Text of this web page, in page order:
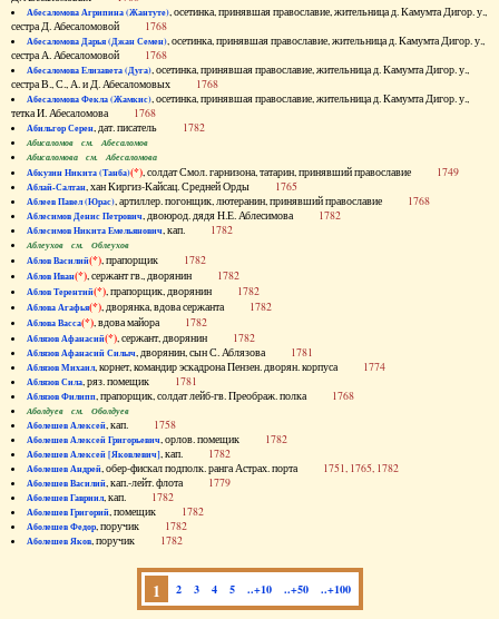
Абесаломова Агрипина (Жантуте), осетинка, принявшая православие, жительница д. Камумта Дигор. у.,
сестра Д. Абесаломовой 1768
Абесаломова Дарья (Джан Семен), осетинка, принявшая православие, жительница д. Камумта Дигор. у.,
сестра А. Абесаломовой 1768
Абесаломова Елизавета (Дуга), осетинка, принявшая православие, жительница д. Камумта Дигор. у.,
сестра В., С., А. и Д. Абесаломовых 1768
Абесаломова Фекла (Жамкис), осетинка, принявшая православие, жительница д. Камумта Дигор. у.,
тетка И. Абесаломова 1768
Абильгор Серен, дат. писатель 1782
Абисаломов см. Абесаломов
Абисаломова см. Абесаломова
Абкузин Никита (Танба)(*), солдат Смол. гарнизона, татарин, принявший православие 1749
Аблай-Салтан, хан Киргиз-Кайсац. Средней Орды 1765
Аблеев Павел (Юрас), артиллер. погонщик, лютеранин, принявший православие 1768
Аблесимов Денис Петрович, двоюрод. дядя Н.Е. Аблесимова 1782
Аблесимов Никита Емельянович, кап. 1782
Аблеухов см. Облеухов
Аблов Василий(*), прапорщик 1782
Аблов Иван(*), сержант гв., дворянин 1782
Аблов Терентий(*), прапорщик, дворянин 1782
Аблова Агафья(*), дворянка, вдова сержанта 1782
Аблова Васса(*), вдова майора 1782
Аблязов Афанасий(*), сержант, дворянин 1782
Аблязов Афанасий Силыч, дворянин, сын С. Аблязова 1781
Аблязов Михаил, корнет, командир эскадрона Пензен. дворян. корпуса 1774
Аблязов Сила, ряз. помещик 1781
Аблязов Филипп, прапорщик, солдат лейб-гв. Преображ. полка 1768
Аболдуев см. Оболдуев
Аболешев Алексей, кап. 1758
Аболешев Алексей Григорьевич, орлов. помещик 1782
Аболешев Алексей [Яковлевич], кап. 1782
Аболешев Андрей, обер-фискал подполк. ранга Астрах. порта 1751, 1765, 1782
Аболешев Василий, кап.-лейт. флота 1779
Аболешев Гавриил, кап. 1782
Аболешев Григорий, помещик 1782
Аболешев Федор, поручик 1782
Аболешев Яков, поручик 1782
1 2 3 4 5 ..+10 ..+50 ..+100